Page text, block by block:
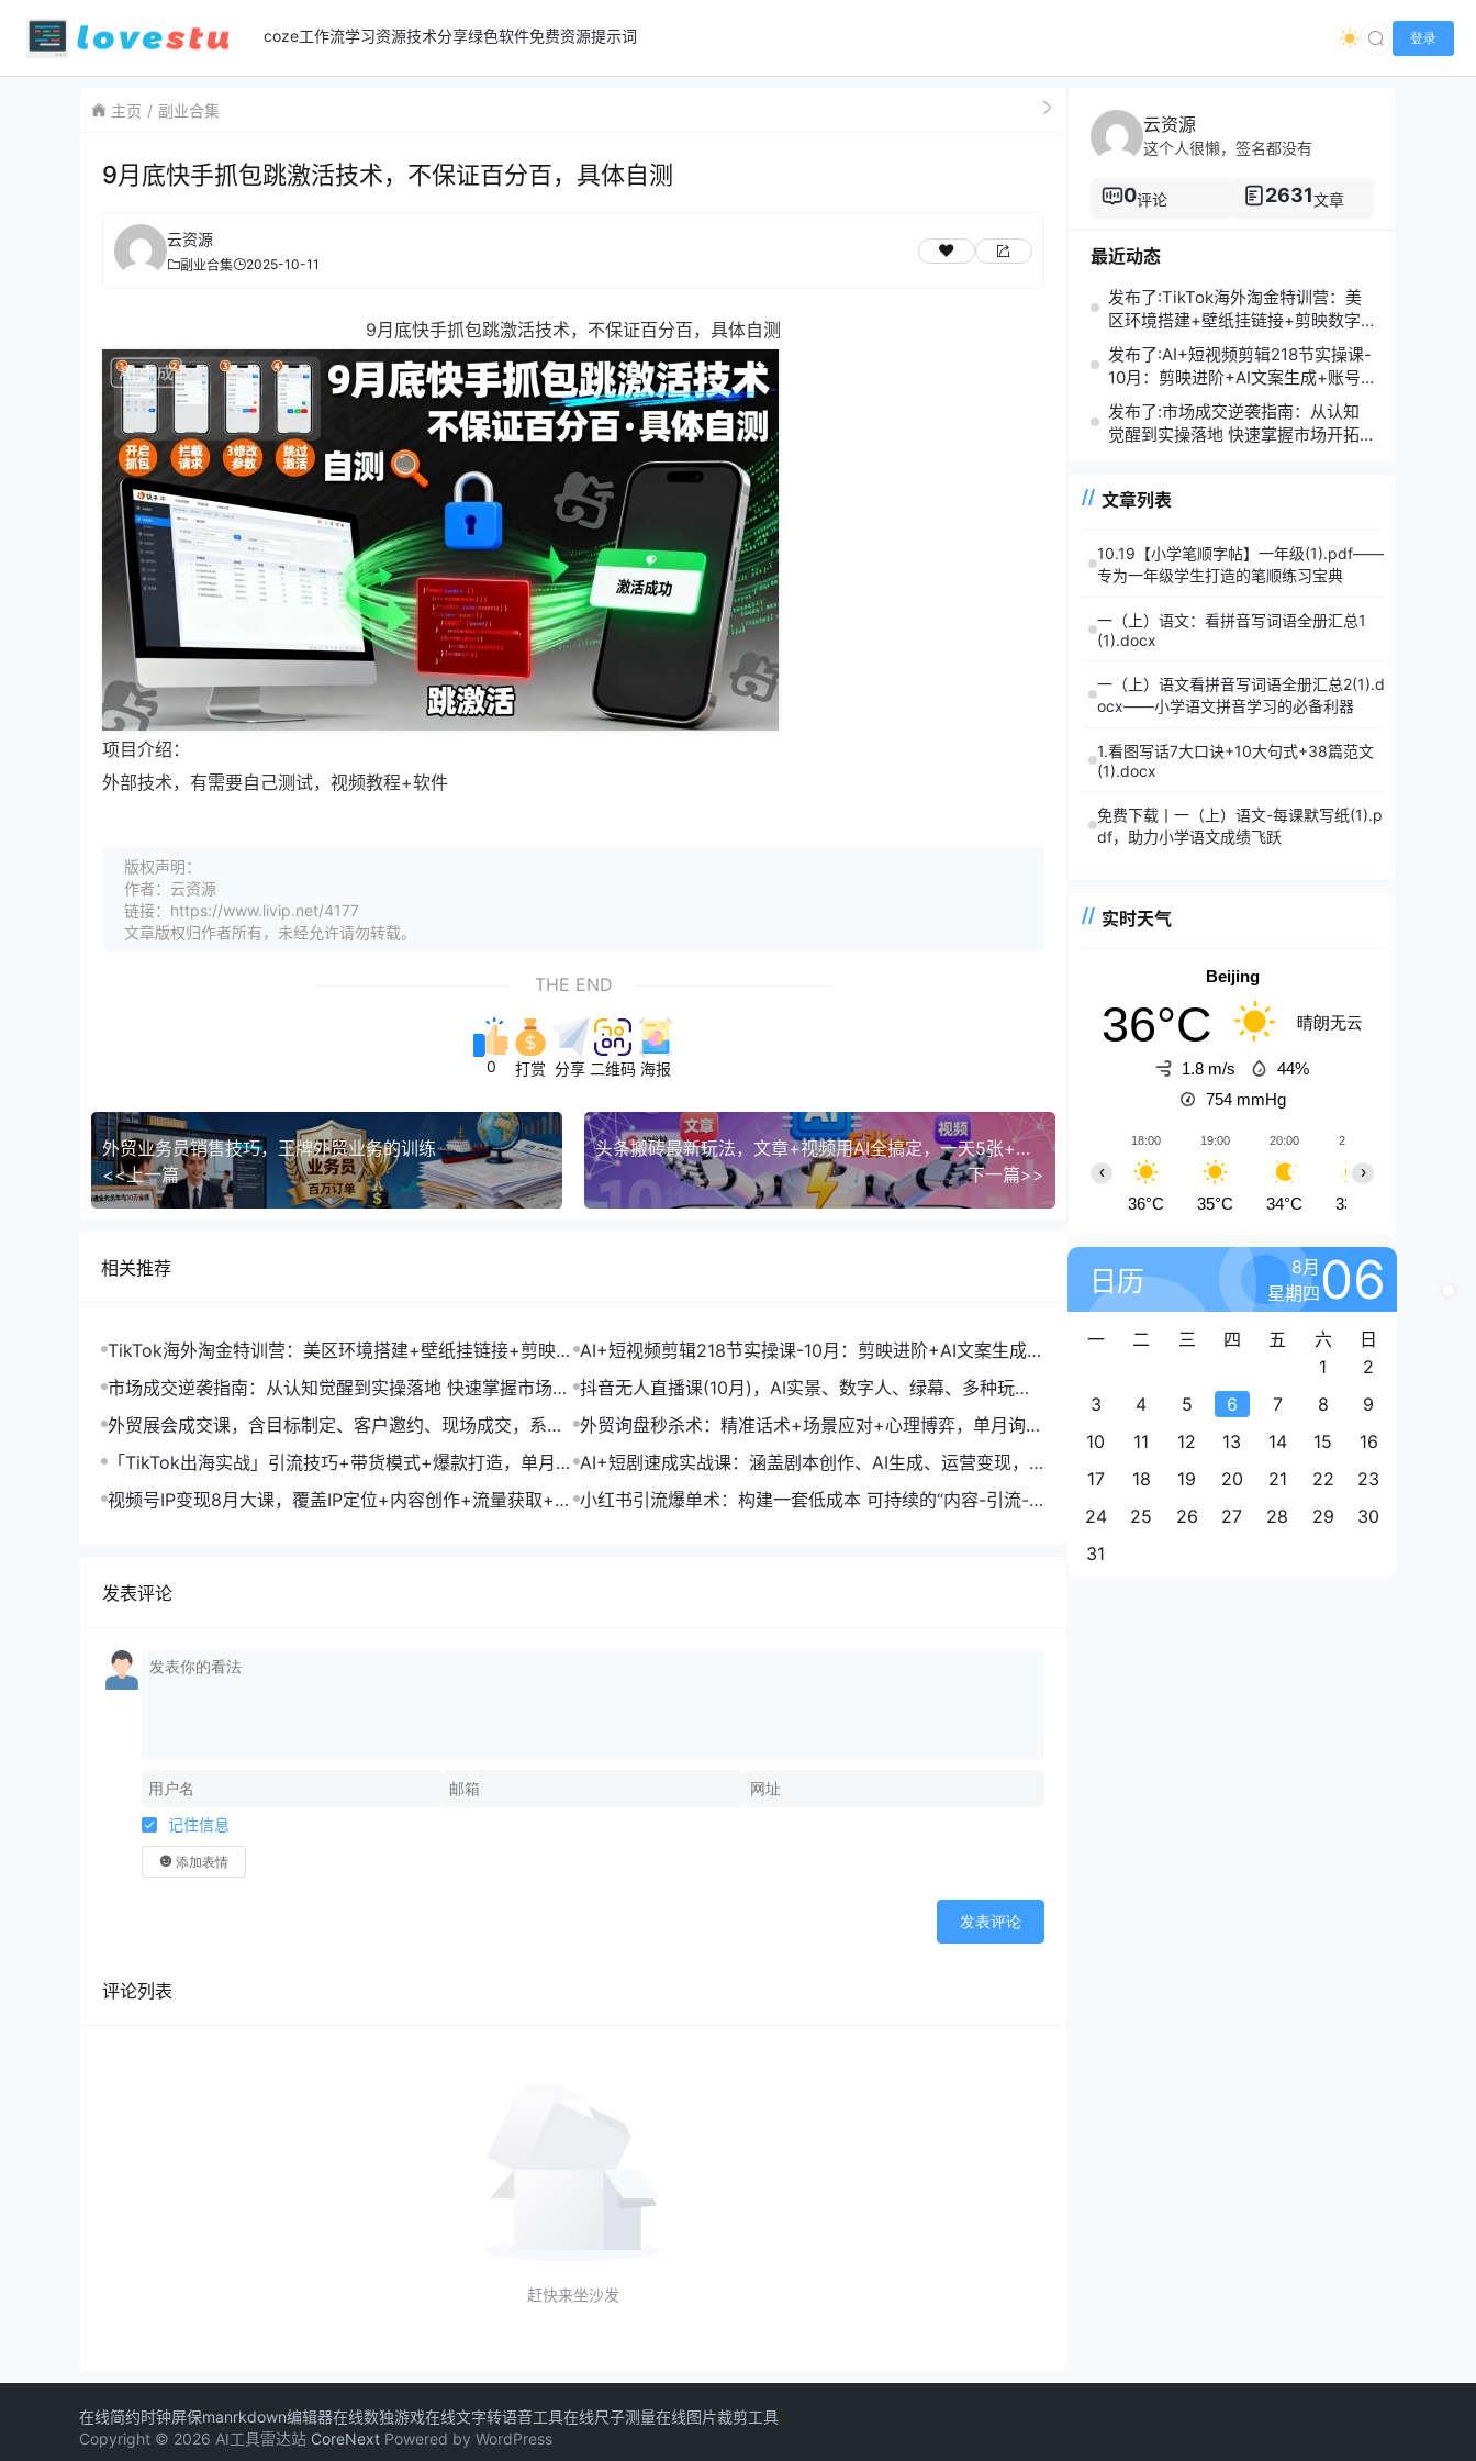
coze工作流学习资源技术分享绿色软件免费资源提示词 登录
主页 副业合集
9月底快手抓包跳激活技术，不保证百分百，具体自测
云资源
副业合集 2025-10-11
9月底快手抓包跳激活技术，不保证百分百，具体自测
项目介绍：
外部技术，有需要自己测试，视频教程+软件
版权声明：
作者：云资源
链接：https://www.livip.net/4177
文章版权归作者所有，未经允许请勿转载。
THE END
0 打赏 分享 二维码 海报
外贸业务员销售技巧，王牌外贸业务的训练
<<上一篇
头条搬砖最新玩法，文章+视频用AI全搞定，一天5张+不是问题，每天只需10分钟
下一篇>>
相关推荐
TikTok海外淘金特训营：美区环境搭建+壁纸挂链接+剪映数
字人，月入1.5万
AI+短视频剪辑218节实操课-10月：剪映进阶+AI文案生成
+账号运营，月入2万
市场成交逆袭指南：从认知觉醒到实操落地 快速掌握市场开
拓与成交核心能力
抖音无人直播课(10月)，AI实景、数字人、绿幕、多种玩
法、24小时自动盈利
外贸展会成交课，含目标制定、客户邀约、现场成交，系统
化SOP提升参展ROI
外贸询盘秒杀术：精准话术+场景应对+心理博弈，单月询盘
转化率提升200%
「TikTok出海实战」引流技巧+带货模式+爆款打造，单月变
现10万+秘籍
AI+短剧速成实战课：涵盖剧本创作、AI生成、运营变现，
单部剧收益破万
视频号IP变现8月大课，覆盖IP定位+内容创作+流量获取+合 小红书引流爆单术：构建一套低成本 可持续的“内容-引流-
发表评论
记住信息
添加表情
发表评论
评论列表
赶快来坐沙发
云资源
这个人很懒，签名都没有
0评论 2631文章
最近动态
发布了:TikTok海外淘金特训营：美
区环境搭建+壁纸挂链接+剪映数字
人，月入1.5万
发布了:AI+短视频剪辑218节实操课-
10月：剪映进阶+AI文案生成+账号
运营，月入2万
发布了:市场成交逆袭指南：从认知
觉醒到实操落地 快速掌握市场开拓
文章列表
10.19【小学笔顺字帖】一年级(1).pdf——
专为一年级学生打造的笔顺练习宝典
一（上）语文：看拼音写词语全册汇总1
(1).docx
一（上）语文看拼音写词语全册汇总2(1).d
ocx——小学语文拼音学习的必备利器
1.看图写话7大口诀+10大句式+38篇范文
(1).docx
免费下载丨一（上）语文-每课默写纸(1).p
df，助力小学语文成绩飞跃
实时天气
Beijing
36°C 晴朗无云
1.8 m/s
44%
754 mmHg
18:00
36°C
19:00
35°C
20:00
34°C
21:00
33°C
‹ ›
日历
8月
星期四06
一 二 三 四 五 六
日
1
2
3
4 5 6 7 8
9
10
11 12 13 14 15
16
17
18 19 20 21 22
23
24
25 26 27 28 29
30
31
在线简约时钟屏保manrkdown编辑器在线数独游戏在线文字转语音工具在线尺子测量在线图片裁剪工具
Copyright © 2026 AI工具雷达站 CoreNext Powered by WordPress